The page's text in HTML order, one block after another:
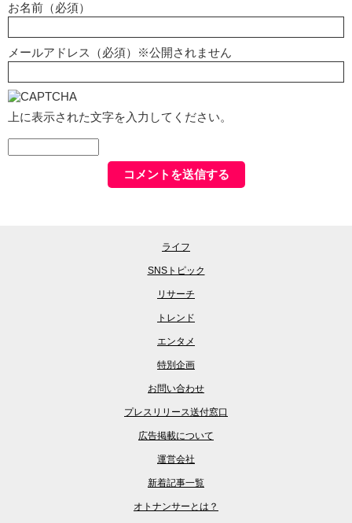
お名前（必須）
メールアドレス（必須）※公開されません
上に表示された文字を入力してください。
ライフ
SNSトピック
リサーチ
トレンド
エンタメ
特別企画
お問い合わせ
プレスリリース送付窓口
広告掲載について
運営会社
新着記事一覧
オトナンサーとは？